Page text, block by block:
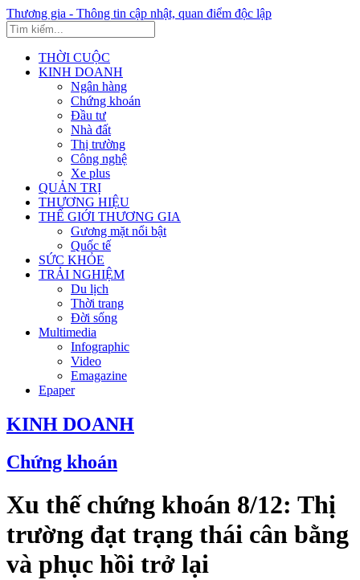
Thương gia - Thông tin cập nhật, quan điểm độc lập
THỜI CUỘC
KINH DOANH
Ngân hàng
Chứng khoán
Đầu tư
Nhà đất
Thị trường
Công nghệ
Xe plus
QUẢN TRỊ
THƯƠNG HIỆU
THẾ GIỚI THƯƠNG GIA
Gương mặt nổi bật
Quốc tế
SỨC KHỎE
TRẢI NGHIỆM
Du lịch
Thời trang
Đời sống
Multimedia
Infographic
Video
Emagazine
Epaper
KINH DOANH
Chứng khoán
Xu thế chứng khoán 8/12: Thị
trường đạt trạng thái cân bằng
và phục hồi trở lại